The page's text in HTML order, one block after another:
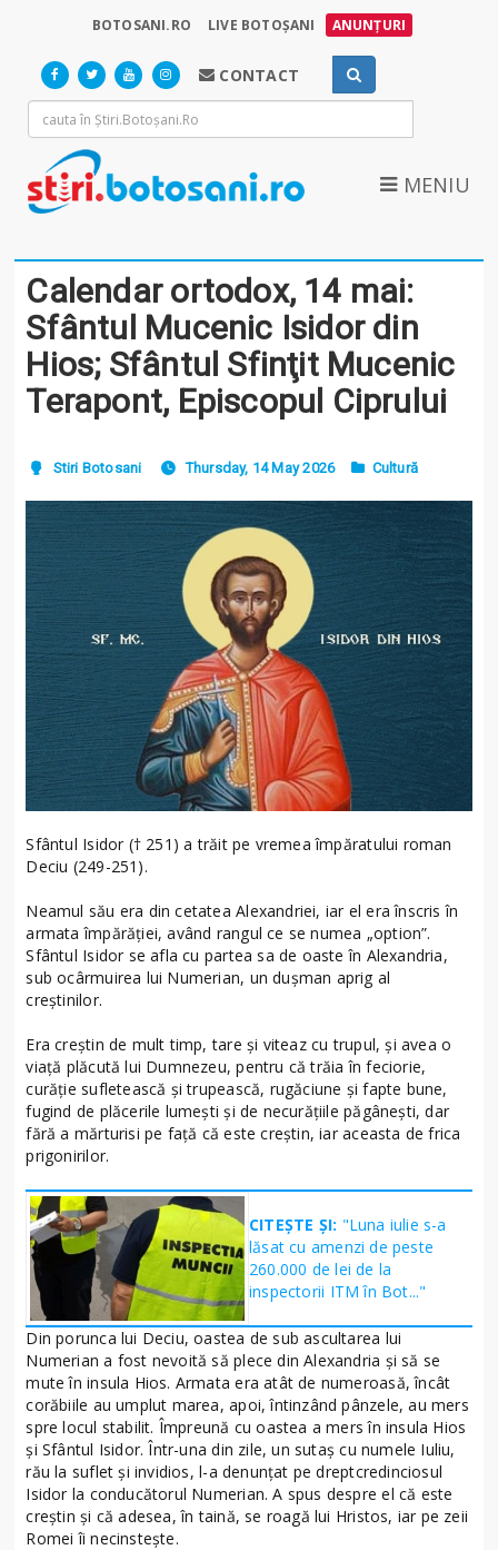
BOTOSANI.RO LIVE BOTOȘANI ANUNȚURI
CONTACT
MENIU
Calendar ortodox, 14 mai:
Sfântul Mucenic Isidor din
Hios; Sfântul Sfinţit Mucenic
Terapont, Episcopul Ciprului
Stiri Botosani Thursday, 14 May 2026 Cultură
Sfântul Isidor († 251) a trăit pe vremea împăratului roman
Deciu (249-251).
Neamul său era din cetatea Alexandriei, iar el era înscris în
armata împărăţiei, având rangul ce se numea „option”.
Sfântul Isidor se afla cu partea sa de oaste în Alexandria,
sub ocârmuirea lui Numerian, un duşman aprig al
creştinilor.
Era creştin de mult timp, tare şi viteaz cu trupul, şi avea o
viaţă plăcută lui Dumnezeu, pentru că trăia în feciorie,
curăţie sufletească şi trupească, rugăciune şi fapte bune,
fugind de plăcerile lumeşti şi de necurăţiile păgâneşti, dar
fără a mărturisi pe faţă că este creştin, iar aceasta de frica
prigonirilor.
CITEȘTE ȘI: "Luna iulie s-a
lăsat cu amenzi de peste
260.000 de lei de la
inspectorii ITM în Bot..."
Din porunca lui Deciu, oastea de sub ascultarea lui
Numerian a fost nevoită să plece din Alexandria şi să se
mute în insula Hios. Armata era atât de numeroasă, încât
corăbiile au umplut marea, apoi, întinzând pânzele, au mers
spre locul stabilit. Împreună cu oastea a mers în insula Hios
şi Sfântul Isidor. Într-una din zile, un sutaş cu numele Iuliu,
rău la suflet şi invidios, l-a denunţat pe dreptcredinciosul
Isidor la conducătorul Numerian. A spus despre el că este
creştin şi că adesea, în taină, se roagă lui Hristos, iar pe zeii
Romei îi necinsteşte.